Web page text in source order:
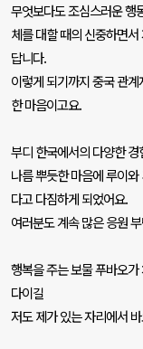
무엇보다도 조심스러운 행
체를 대할 때의 신중하면
답니다.
이렇게 되기까지 중국 관
한 마음이고요.
부디 한국에서의 다양한
나름 뿌듯한 마음에 루이
다고 다짐하게 되었어요.
여러분도 계속 많은 응원
행복을 주는 보물 푸바오가
다이길
저도 제가 있는 자리에서